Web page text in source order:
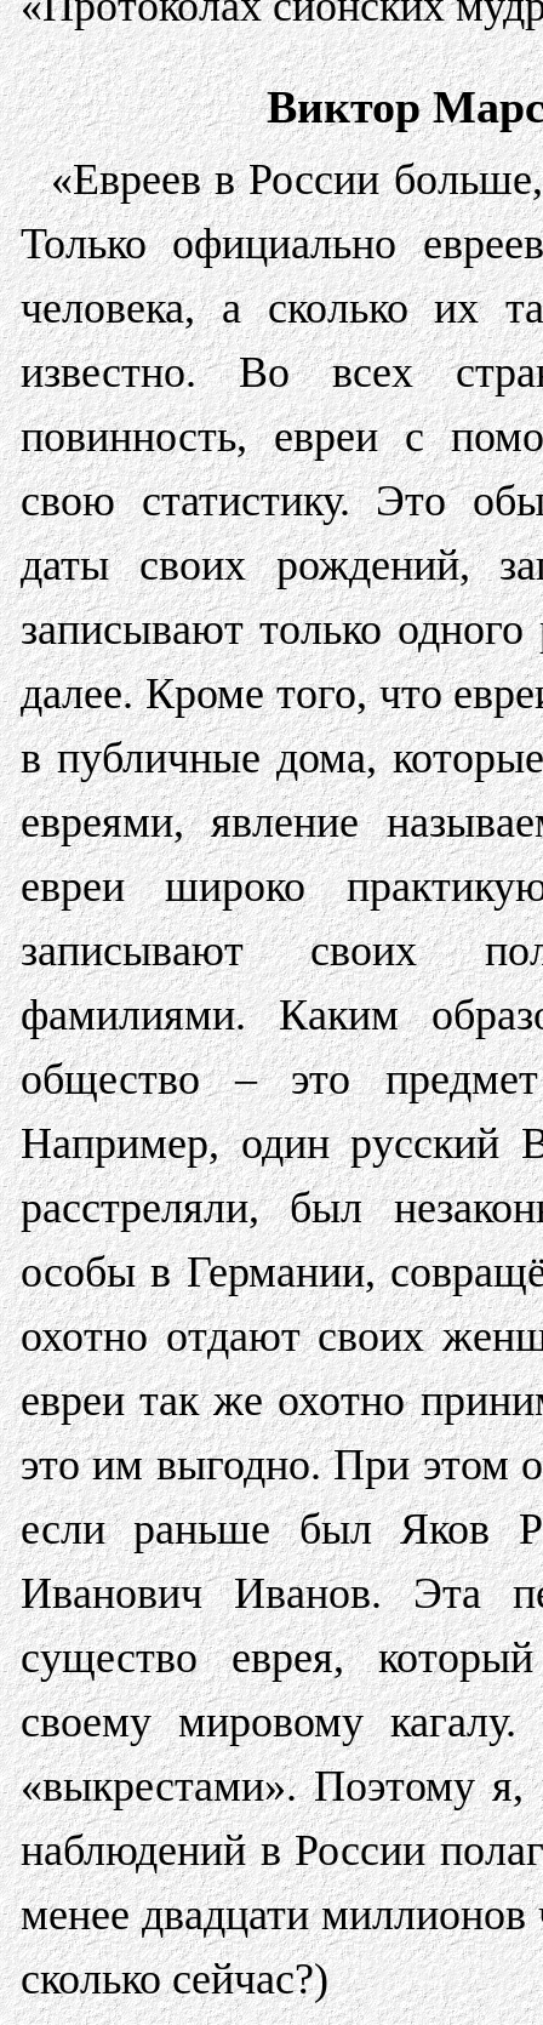
Виктор
«Евреев в России
Только официально
человека, а сколько их
известно. Во всех
повинность, евреи с
свою статистику. Это
даты своих рождений,
записывают только
далее. Кроме того, что
в публичные дома,
евреями, явление
евреи широко
записывают своих
фамилиями. Каким
общество – это предмет
Например, один русский
расстреляли, был
особы в Германии,
охотно отдают своих
евреи так же охотно
это им выгодно. При этом
если раньше был Яков
Иванович Иванов. Эта
существо еврея,
своему мировому
«выкрестами». Поэтому я,
наблюдений в России
менее двадцати миллионов
сколько сейчас?)